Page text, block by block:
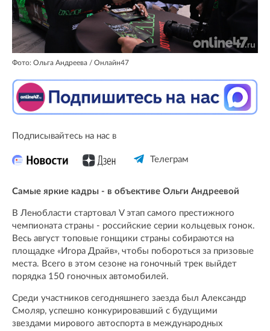
Фото: Ольга Андреева / Онлайн47
Подписывайтесь на нас в
Телеграм
Самые яркие кадры - в объективе Ольги Андреевой
В Ленобласти стартовал V этап самого престижного
чемпионата страны - российские серии кольцевых гонок.
Весь август топовые гонщики страны собираются на
площадке «Игора Драйв», чтобы побороться за призовые
места. Всего в этом сезоне на гоночный трек выйдет
порядка 150 гоночных автомобилей.
Среди участников сегодняшнего заезда был Александр
Смоляр, успешно конкурировавший с будущими
звездами мирового автоспорта в международных